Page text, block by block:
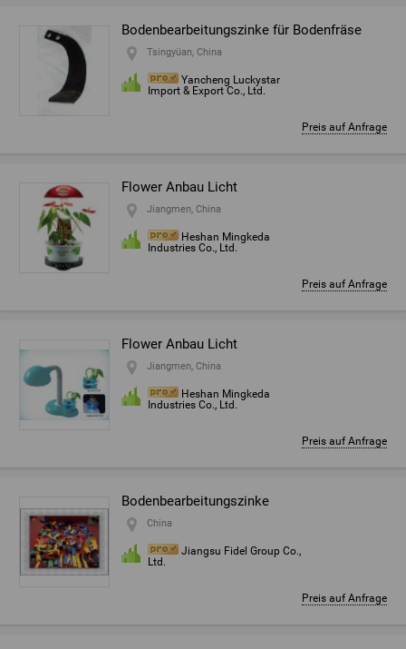
Bodenbearbeitungszinke für Bodenfräse
Tsingyüan, China
Yancheng Luckystar
Import & Export Co., Ltd.
Preis auf Anfrage
Flower Anbau Licht
Jiangmen, China
Heshan Mingkeda
Industries Co., Ltd.
Preis auf Anfrage
Flower Anbau Licht
Jiangmen, China
Heshan Mingkeda
Industries Co., Ltd.
Preis auf Anfrage
Bodenbearbeitungszinke
China
Jiangsu Fidel Group Co.,
Ltd.
Preis auf Anfrage